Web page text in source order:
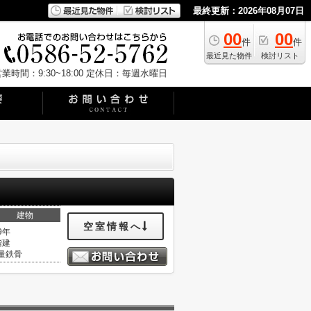
最終更新：2026年08月07日
00件
最近見た物件
00件
検討リスト
業時間：9:30~18:00 定休日：毎週水曜日
建物
年
建
鉄骨
空室情報へ